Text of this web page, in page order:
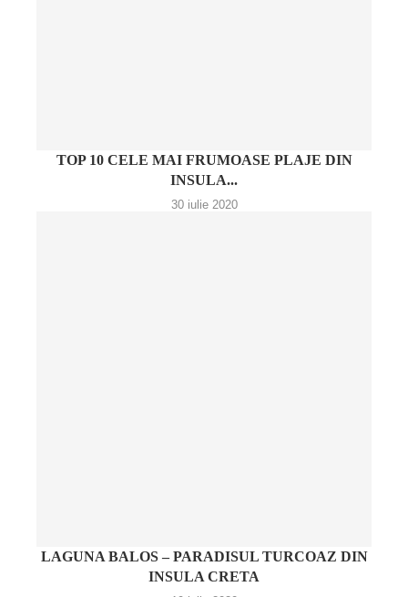
TOP 10 CELE MAI FRUMOASE PLAJE DIN
INSULA...
30 iulie 2020
LAGUNA BALOS – PARADISUL TURCOAZ DIN
INSULA CRETA